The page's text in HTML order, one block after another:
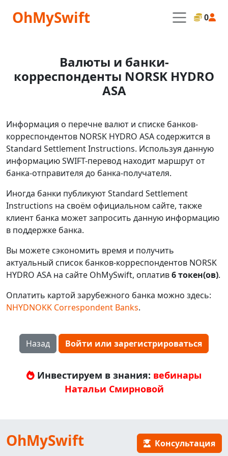
OhMySwift 0
Валюты и банки-
корреспонденты NORSK HYDRO
ASA
Информация о перечне валют и списке банков-
корреспондентов NORSK HYDRO ASA содержится в
Standard Settlement Instructions. Используя данную
информацию SWIFT-перевод находит маршрут от
банка-отправителя до банка-получателя.
Иногда банки публикуют Standard Settlement
Instructions на своём официальном сайте, также
клиент банка может запросить данную информацию
в поддержке банка.
Вы можете сэкономить время и получить
актуальный список банков-корреспондентов NORSK
HYDRO ASA на сайте OhMySwift, оплатив6 токен(ов).
Оплатить картой зарубежного банка можно здесь:
NHYDNOKK Correspondent Banks.
Назад Войти или зарегистрироваться
Инвестируем в знания: вебинары
Натальи Смирновой
OhMySwift Консультация